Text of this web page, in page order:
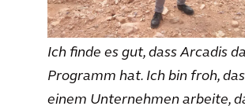
Ich finde es gut, dass Arcadis
Programm hat. Ich bin froh,
einem Unternehmen arbeite,